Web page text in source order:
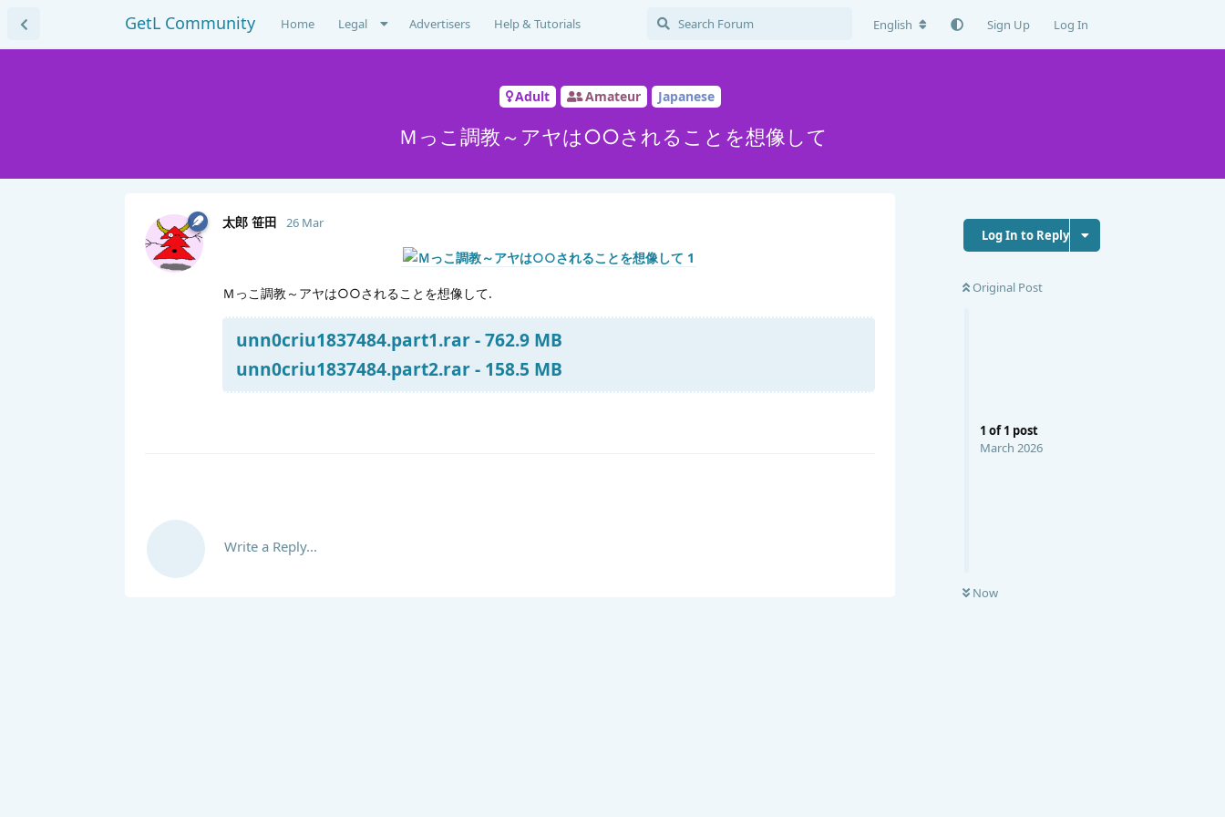
GetL Community Home Legal Advertisers Help & Tutorials English Sign Up Log In
Adult Amateur Japanese
Ｍっこ調教～アヤは○○されることを想像して
Log In to Reply
Original Post
1 of1 post
March 2026
Now
太郎 笹田 26 Mar
Ｍっこ調教～アヤは○○されることを想像して.
unn0criu1837484.part1.rar - 762.9 MB
unn0criu1837484.part2.rar - 158.5 MB
Write a Reply...